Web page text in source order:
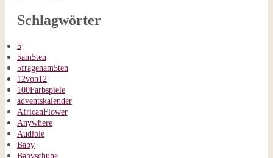
Schlagwörter
5
5am5ten
5fragenam5ten
12von12
100Farbspiele
adventskalender
AfricanFlower
Anywhere
Audible
Baby
Babyschuhe